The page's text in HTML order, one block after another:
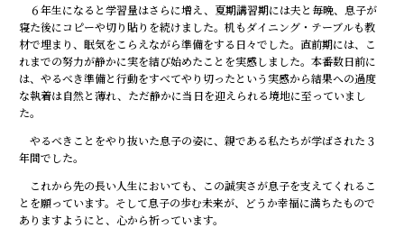
６年生になると学習量はさらに増え、夏期講習期には夫と毎晩、息子が
寝た後にコピーや切り貼りを続けました。机もダイニング・テーブルも教
材で埋まり、眠気をこらえながら準備をする日々でした。直前期には、こ
れまでの努力が静かに実を結び始めたことを実感しました。本番数日前に
は、やるべき準備と行動をすべてやり切ったという実感から結果への過度
な執着は自然と薄れ、ただ静かに当日を迎えられる境地に至っていまし
た。
やるべきことをやり抜いた息子の姿に、親である私たちが学ばされた３
年間でした。
これから先の長い人生においても、この誠実さが息子を支えてくれるこ
とを願っています。そして息子の歩む未来が、どうか幸福に満ちたもので
ありますようにと、心から祈っています。